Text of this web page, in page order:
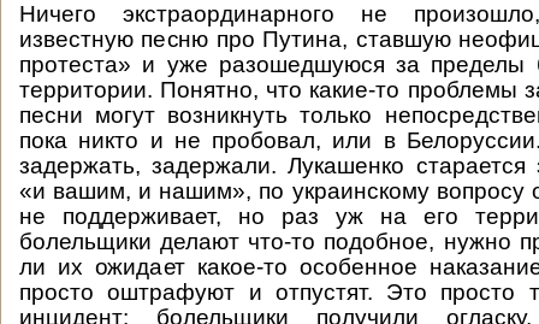
Ничего экстраординарного не
известную песню про Путина, ставшую
протеста» и уже разошедшуюся за пределы
территории. Понятно, что какие-то проблемы
песни могут возникнуть только
пока никто и не пробовал, или в
задержать, задержали. Лукашенко
«и вашим, и нашим», по украинскому вопросу
не поддерживает, но раз уж на его
болельщики делают что-то подобное, нужно
ли их ожидает какое-то особенное
просто оштрафуют и отпустят. Это просто
инцидент: болельщики получили